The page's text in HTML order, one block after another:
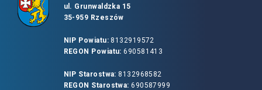
ul. Grunwaldzka 15
35-959 Rzeszów
NIP Powiatu:8132919572
REGON Powiatu: 690581413
NIP Starostwa: 8132968582
REGON Starostwa: 690587999